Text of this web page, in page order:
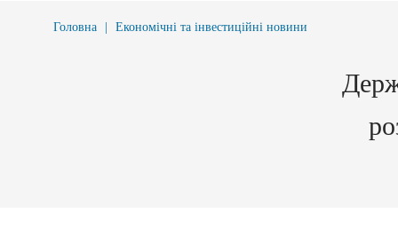
Головна Економічні та інвестиційні новини